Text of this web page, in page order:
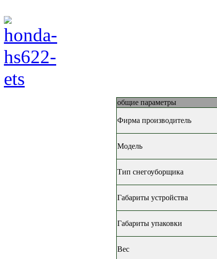
общие параметры
Фирма производитель
Модель
Тип снегоуборщика
Габариты устройства
Габариты упаковки
Вес